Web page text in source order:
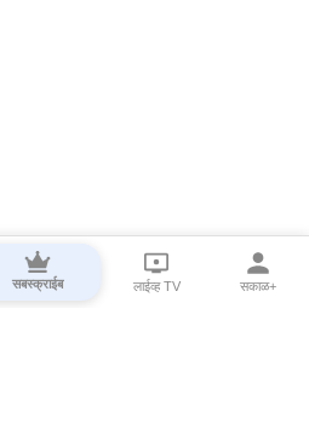
सबस्क्राईब लाईव्ह TV सकाळ+